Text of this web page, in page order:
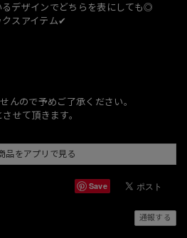
デザインでどちらを表にしても◎
クスアイテム✔︎
んので予めご了承ください。
せて頂きます。
品をアプリで見る
Save
通報する